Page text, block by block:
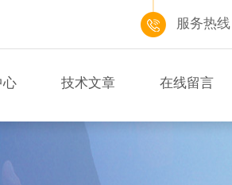
服务热线
心 技术文章 在线留言